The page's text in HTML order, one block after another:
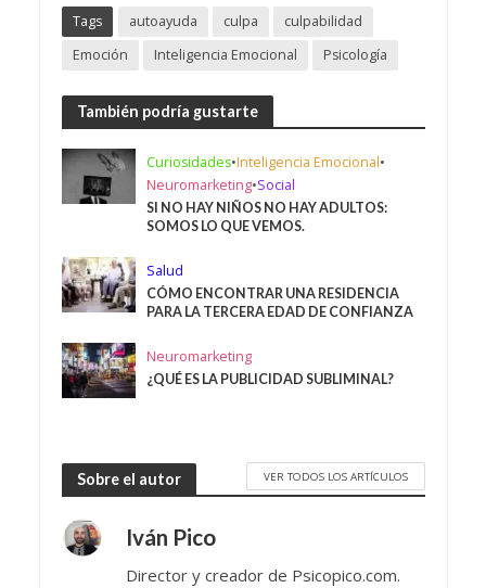
Tags autoayuda culpa
culpabilidad
Emoción
Inteligencia Emocional Psicología
También podría gustarte
Curiosidades•Inteligencia Emocional•
Neuromarketing•Social
SI NO HAY NIÑOS NO HAY ADULTOS:
SOMOS LO QUE VEMOS.
Salud
CÓMO ENCONTRAR UNA RESIDENCIA
PARA LA TERCERA EDAD DE CONFIANZA
Neuromarketing
¿QUÉ ES LA PUBLICIDAD SUBLIMINAL?
Sobre el autor VER TODOS LOS ARTÍCULOS
Iván Pico
Director y creador de Psicopico.com.